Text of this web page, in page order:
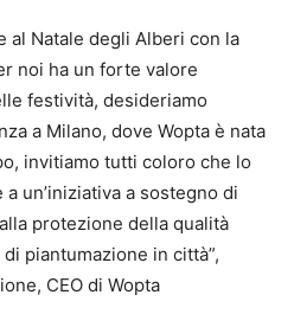
al Natale degli Alberi con la
noi ha un forte valore
festività, desideriamo
a Milano, dove Wopta è nata
invitiamo tutti coloro che lo
un’iniziativa a sostegno di
protezione della qualità
piantumazione in città”,
CEO di Wopta